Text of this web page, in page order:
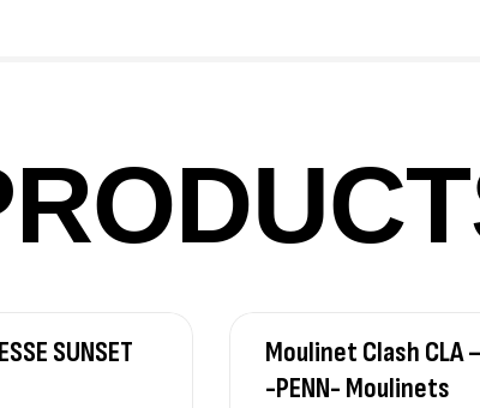
SUNSET
Moulinet Clash CLA
-PENN- Moulinets